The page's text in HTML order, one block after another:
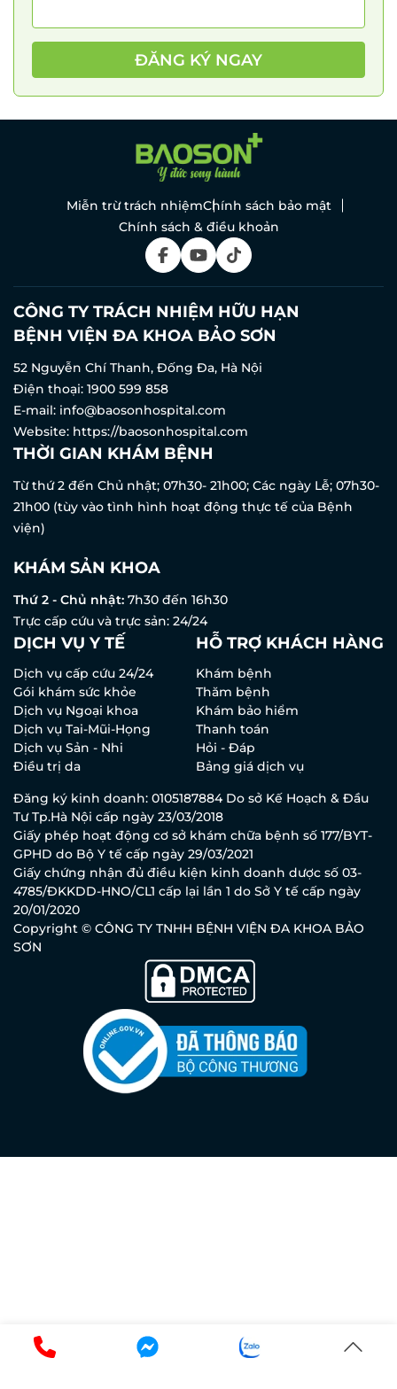
ĐĂNG KÝ NGAY
Miễn trừ trách nhiệmChính sách bảo mật
Chính sách & điều khoản
CÔNG TY TRÁCH NHIỆM HỮU HẠN
BỆNH VIỆN ĐA KHOA BẢO SƠN
52 Nguyễn Chí Thanh, Đống Đa, Hà Nội
Điện thoại: 1900 599 858
E-mail: info@baosonhospital.com
Website: https://baosonhospital.com
THỜI GIAN KHÁM BỆNH
Từ thứ 2 đến Chủ nhật; 07h30- 21h00; Các ngày Lễ; 07h30-
21h00 (tùy vào tình hình hoạt động thực tế của Bệnh
viện)
KHÁM SẢN KHOA
Thứ 2 - Chủ nhật: 7h30 đến 16h30
Trực cấp cứu và trực sản: 24/24
DỊCH VỤ Y TẾ
Dịch vụ cấp cứu 24/24
Gói khám sức khỏe
Dịch vụ Ngoại khoa
Dịch vụ Tai-Mũi-Họng
Dịch vụ Sản - Nhi
Điều trị da
HỖ TRỢ KHÁCH HÀNG
Khám bệnh
Thăm bệnh
Khám bảo hiểm
Thanh toán
Hỏi - Đáp
Bảng giá dịch vụ
Đăng ký kinh doanh: 0105187884 Do sở Kế Hoạch & Đầu
Tư Tp.Hà Nội cấp ngày 23/03/2018
Giấy phép hoạt động cơ sở khám chữa bệnh số 177/BYT-
GPHD do Bộ Y tế cấp ngày 29/03/2021
Giấy chứng nhận đủ điều kiện kinh doanh dược số 03-
4785/ĐKKDD-HNO/CL1 cấp lại lần 1 do Sở Y tế cấp ngày
20/01/2020
Copyright © CÔNG TY TNHH BỆNH VIỆN ĐA KHOA BẢO
SƠN